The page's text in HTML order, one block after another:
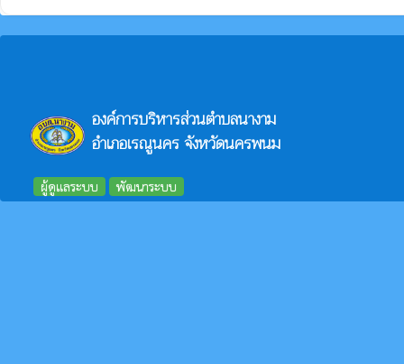
องค์การบริหารส่วนตำบลนางาม
อำเภอเรณูนคร จังหวัดนครพนม
ผู้ดูแลระบบ พัฒนาระบบ